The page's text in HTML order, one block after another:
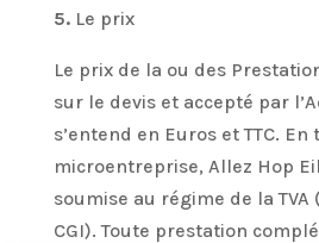
5.Le prix
Le prix de la ou des
sur le devis et accepté par
s’entend en Euros et TTC. En
microentreprise, Allez Hop
soumise au régime de la TVA
CGI). Toute prestation